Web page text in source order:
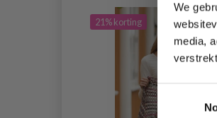
We
media,
21% korting